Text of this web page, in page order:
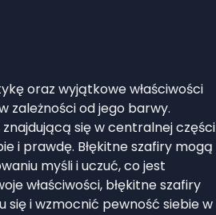
oraz wyjątkowe właściwości
zależności od jego barwy.
się w centralnej części
i prawdę. Błękitne szafiry mogą
myśli i uczuć, co jest
właściwości, błękitne szafiry
i wzmocnić pewność siebie w